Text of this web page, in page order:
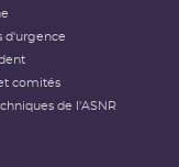
est
les
ou
des travailleurs.
un impact
dans ce
d'urgence
comités
de l'ASNR